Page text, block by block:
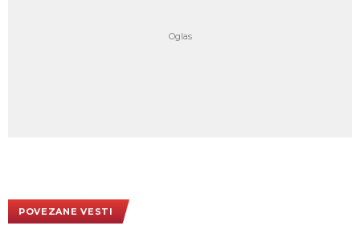
POVEZANE VESTI